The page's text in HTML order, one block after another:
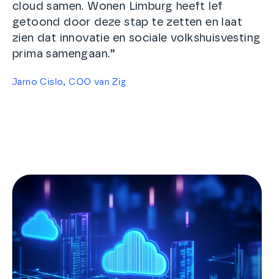
cloud samen. Wonen Limburg heeft lef
getoond door deze stap te zetten en laat
zien dat innovatie en sociale volkshuisvesting
prima samengaan.”
Jarno Cislo, COO van Zig